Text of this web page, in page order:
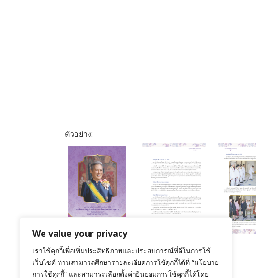
We value your privacy
เราใช้คุกกี้เพื่อเพิ่มประสิทธิภาพและประสบการณ์ที่ดีในการใช้
เว็บไซต์ ท่านสามารถศึกษารายละเอียดการใช้คุกกี้ได้ที่ “นโยบาย
การใช้คุกกี้” และสามารถเลือกตั้งค่ายินยอมการใช้คุกกี้ได้โดย
ตัวอย่าง:
กาชาดสัมพันธ์ ปักษ์แรก ฉบับเดือน
พฤษภาคม พ.ศ.2569